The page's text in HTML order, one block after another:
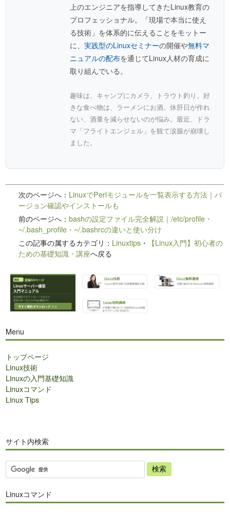
上のエンジニアを指導してきたLinux教育の
プロフェッショナル。「現場で本当に使え
る技術」を体系的に伝えることをモットー
に、実践型のLinuxセミナーの開催や無料マ
ニュアルの配布を通じてLinux人材の育成に
取り組んでいる。
趣味は、キャンプにカメラ、トラウト釣り。好
きな食べ物は、ラーメンにお酒。休肝日が作れ
ない、酒量を減らせないのが悩み。最近、ドラ
マ「フライトエンジェル」を観て涙腺が崩壊し
ました。
次のページへ： LinuxでPerlモジュールを一覧表示する方法｜バ
ージョン確認やインストールも
前のページへ：bashの設定ファイル完全解説｜/etc/profile・
~/.bash_profile・~/.bashrcの違いと使い分け
この記事の属するカテゴリ： Linuxtips ・
【Linux入門】初心者の
ための基礎知識・講座へ戻る
Menu
トップページ
Linux技術
Linuxの入門基礎知識
Linuxコマンド
Linux Tips
サイト内検索
サ
イ
内
Linuxコマンド